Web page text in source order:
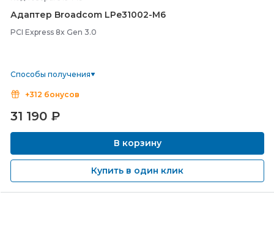
Адаптер Broadcom LPe31002-M6
PCI Express 8x Gen 3.0
Способы получения
+312 бонусов
31 190 ₽
В корзину
Купить в один клик